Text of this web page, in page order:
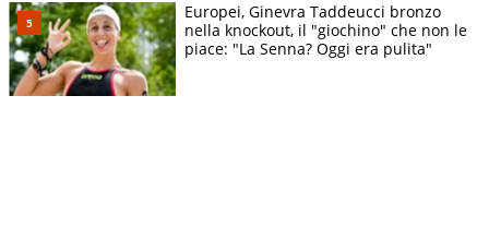
Europei, Ginevra Taddeucci bronzo
nella knockout, il "giochino" che non le
piace: "La Senna? Oggi era pulita"